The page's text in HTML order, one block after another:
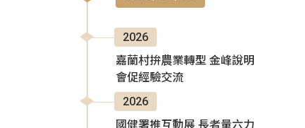
2026
嘉蘭村拚農業轉型 金峰說明
會促經驗交流
2026
國健署推互動展 長者量六力